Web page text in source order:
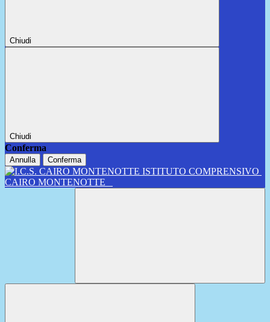
Chiudi
Chiudi
Conferma
Annulla Conferma
ISTITUTO COMPRENSIVO
CAIRO MONTENOTTE